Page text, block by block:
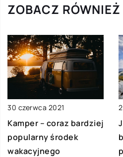
ZOBACZ RÓWNIEŻ
30 czerwca 2021
Kamper – coraz bardziej
popularny środek
wakacyjnego